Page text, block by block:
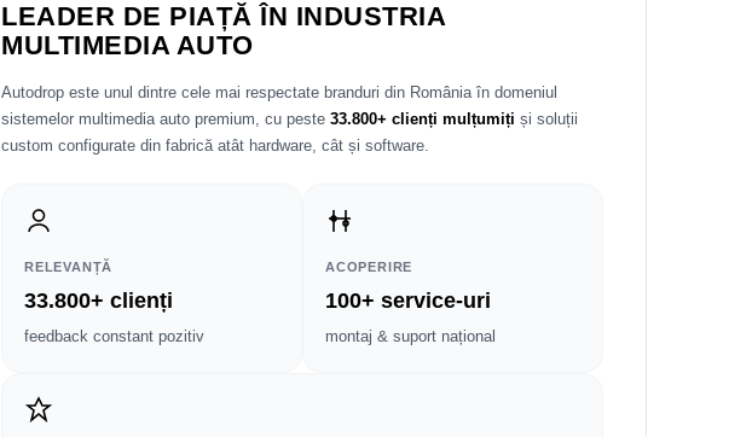
LEADER DE PIAȚĂ ÎN INDUSTRIA
MULTIMEDIA AUTO
Autodrop este unul dintre cele mai respectate branduri din România în domeniul
sistemelor multimedia auto premium, cu peste 33.800+ clienți mulțumiți și soluții
custom configurate din fabrică atât hardware, cât și software.
RELEVANȚĂ
33.800+ clienți
feedback constant pozitiv
ACOPERIRE
100+ service-uri
montaj & suport național